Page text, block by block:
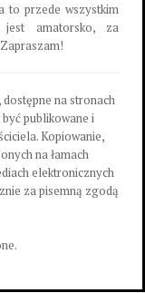
to przede wszystkim
jest amatorsko, za
Zapraszam!
na stronach
publikowane i
Kopiowanie,
na łamach
elektronicznych
za pisemną zgodą